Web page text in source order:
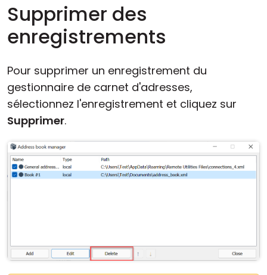
Supprimer des
enregistrements
Pour supprimer un enregistrement du
gestionnaire de carnet d'adresses,
sélectionnez l'enregistrement et cliquez sur
Supprimer.